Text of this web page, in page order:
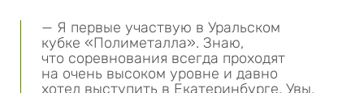
— Я первые участвую в Уральском
кубке «Полиметалла». Знаю,
что соревнования всегда проходят
на очень высоком уровне и давно
хотел выступить в Екатеринбурге. Увы,